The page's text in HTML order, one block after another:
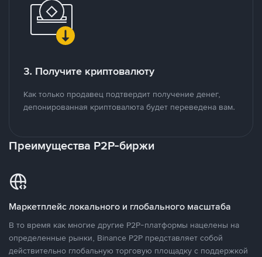
3. Получите криптовалюту
Как только продавец подтвердит получение денег,
депонированная криптовалюта будет переведена вам.
Преимущества P2P-биржи
Маркетплейс локального и глобального масштаба
В то время как многие другие P2P-платформы нацелены на
определенные рынки, Binance P2P представляет собой
действительно глобальную торговую площадку с поддержкой